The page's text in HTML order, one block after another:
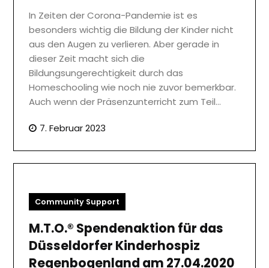
In Zeiten der Corona-Pandemie ist es
besonders wichtig die Bildung der Kinder nicht
aus den Augen zu verlieren. Aber gerade in
dieser Zeit macht sich die
Bildungsungerechtigkeit durch das
Homeschooling wie noch nie zuvor bemerkbar.
Auch wenn der Präsenzunterricht zum Teil…
7. Februar 2023
Community Support
M.T.O.® Spendenaktion für das
Düsseldorfer Kinderhospiz
Regenbogenland am 27.04.2020